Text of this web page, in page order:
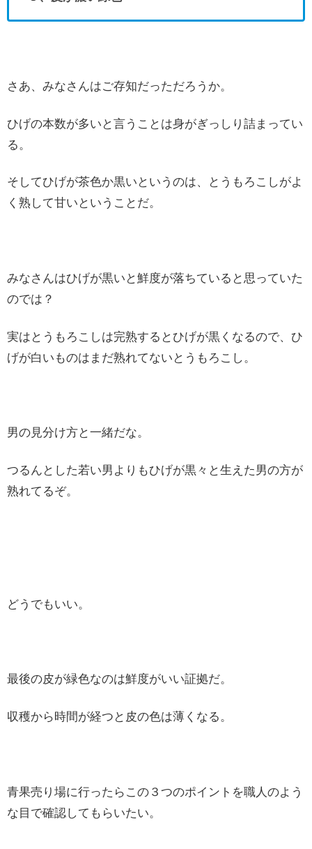
さあ、みなさんはご存知だっただろうか。
ひげの本数が多いと言うことは身がぎっしり詰まってい
る。
そしてひげが茶色か黒いというのは、とうもろこしがよ
く熟して甘いということだ。
みなさんはひげが黒いと鮮度が落ちていると思っていた
のでは？
実はとうもろこしは完熟するとひげが黒くなるので、ひ
げが白いものはまだ熟れてないとうもろこし。
男の見分け方と一緒だな。
つるんとした若い男よりもひげが黒々と生えた男の方が
熟れてるぞ。
どうでもいい。
最後の皮が緑色なのは鮮度がいい証拠だ。
収穫から時間が経つと皮の色は薄くなる。
青果売り場に行ったらこの３つのポイントを職人のよう
な目で確認してもらいたい。